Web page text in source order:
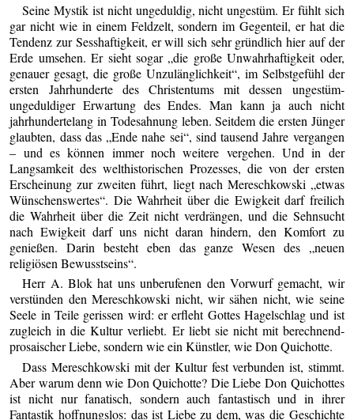
Seine Mystik ist nicht ungeduldig, nicht ungestüm. Er fühlt sich
gar nicht wie in einem Feldzelt, sondern im Gegenteil, er hat die
Tendenz zur Sesshaftigkeit, er will sich sehr gründlich hier auf der
Erde umsehen. Er sieht sogar „die große Unwahrhaftigkeit oder,
genauer gesagt, die große Unzulänglichkeit“, im Selbstgefühl der
ersten Jahrhunderte des Christentums mit dessen ungestüm-
ungeduldiger Erwartung des Endes. Man kann ja auch nicht
jahrhundertelang in Todesahnung leben. Seitdem die ersten Jünger
glaubten, dass das „Ende nahe sei“, sind tausend Jahre vergangen
– und es können immer noch weitere vergehen. Und in der
Langsamkeit des welthistorischen Prozesses, die von der ersten
Erscheinung zur zweiten führt, liegt nach Mereschkowski „etwas
Wünschenswertes“. Die Wahrheit über die Ewigkeit darf freilich
die Wahrheit über die Zeit nicht verdrängen, und die Sehnsucht
nach Ewigkeit darf uns nicht daran hindern, den Komfort zu
genießen. Darin besteht eben das ganze Wesen des „neuen
religiösen Bewusstseins“.
Herr A. Blok hat uns unberufenen den Vorwurf gemacht, wir
verstünden den Mereschkowski nicht, wir sähen nicht, wie seine
Seele in Teile gerissen wird: er erfleht Gottes Hagelschlag und ist
zugleich in die Kultur verliebt. Er liebt sie nicht mit berechnend-
prosaischer Liebe, sondern wie ein Künstler, wie Don Quichotte.
Dass Mereschkowski mit der Kultur fest verbunden ist, stimmt.
Aber warum denn wie Don Quichotte? Die Liebe Don Quichottes
ist nicht nur fanatisch, sondern auch fantastisch und in ihrer
Fantastik hoffnungslos: das ist Liebe zu dem, was die Geschichte